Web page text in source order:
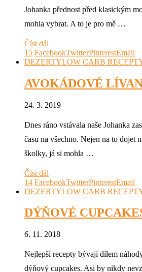
Johanka přednost před klasickým
mohla vybrat. A to je pro mě …
Číst dál
15 FacebookTwitterPinterestEmail
DEZERTYLOW CARB
AVOKÁDOVÉ
24. 3. 2019
Dnes ráno vstávala naše Johanka
času na všechno. Nejen na to dojet
školky, já si mohla …
Číst dál
14 FacebookTwitterPinterestEmail
DEZERTYLOW CARB
DÝŇOVÉ
6. 11. 2018
Nejlepší recepty bývají dílem
dýňový cupcakes. Asi by nikdy